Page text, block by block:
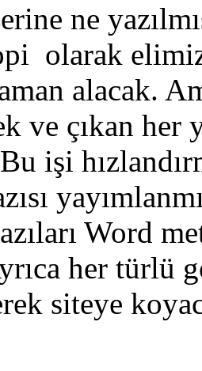
ne
olarak
alacak.
ve çıkan her
işi
Word
her türlü
siteye